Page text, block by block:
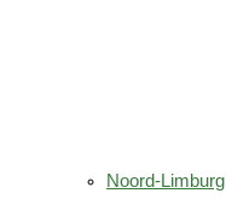
Noord-Limburg